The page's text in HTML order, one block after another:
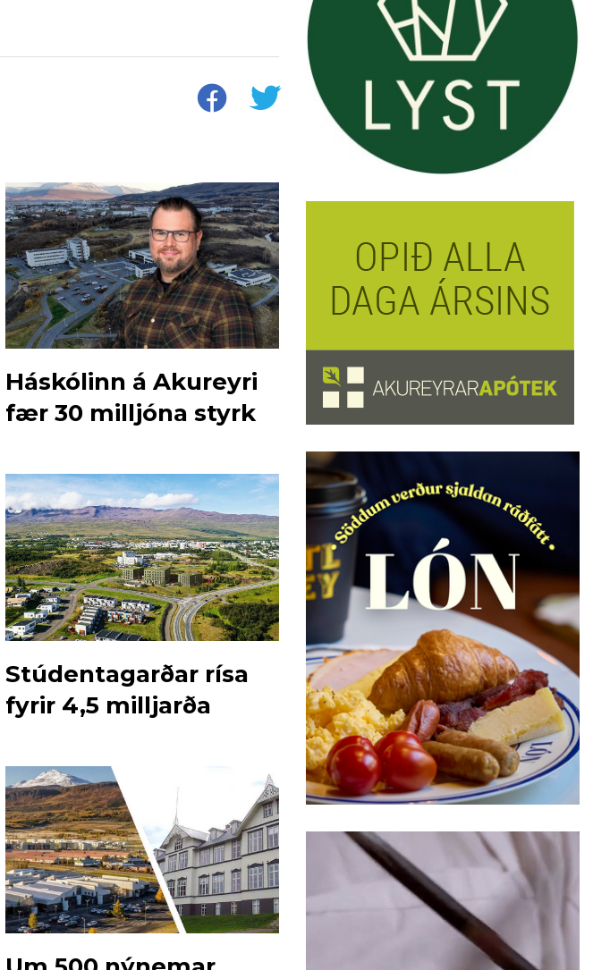
Háskólinn á Akureyri
fær 30 milljóna styrk
Stúdentagarðar rísa
fyrir 4,5 milljarða